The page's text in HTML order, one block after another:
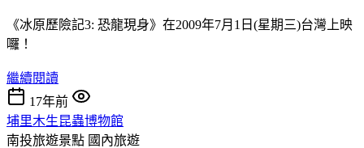
《冰原歷險記3: 恐龍現身》在2009年7月1日(星期三)台灣上映
囉！
繼續閱讀
17年前
埔里木生昆蟲博物館
南投旅遊景點 國內旅遊